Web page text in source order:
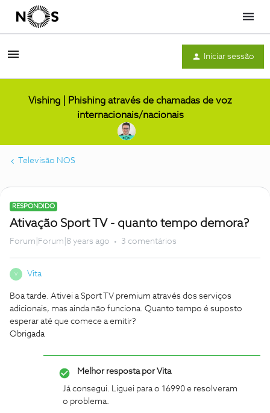
Menu
Iniciar sessão
Vishing | Phishing através de chamadas de voz
internacionais/nacionais
Televisão NOS
RESPONDIDO
Ativação Sport TV - quanto tempo demora?
Forum|Forum|8 years ago 3 comentários
V Vita
Boa tarde. Ativei a Sport TV premium através dos serviços
adicionais, mas ainda não funciona. Quanto tempo é suposto
esperar até que comece a emitir?
Obrigada
Melhor resposta porVita
Já consegui. Liguei para o 16990 e resolveram
o problema.